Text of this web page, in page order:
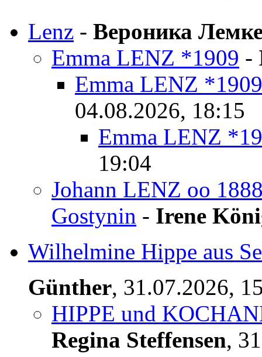
Lenz - Вероника
Emma LENZ *1909 -
Emma LENZ *1909
04.08.2026, 18:15
Emma LENZ
19:04
Johann LENZ oo
Gostynin - Irene
Wilhelmine Hippe aus
Günther, 31.07.2026,
HIPPE und
Regina Steffensen,